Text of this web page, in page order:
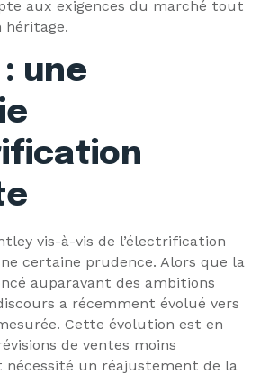
aux exigences du marché tout
héritage.
une
vis-à-vis de l’électrification
certaine prudence. Alors que la
auparavant des ambitions
a récemment évolué vers
Cette évolution est en
de ventes moins
un réajustement de la